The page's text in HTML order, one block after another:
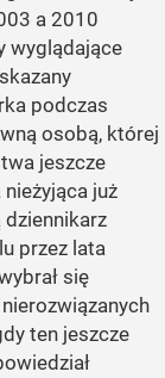
a 2010
wyglądające
podczas
osobą, której
jeszcze
nieżyjąca już
dziennikarz
przez lata
się
ten jeszcze